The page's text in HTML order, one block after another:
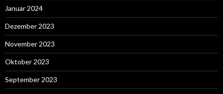
Januar 2024
Dezember 2023
November 2023
Oktober 2023
September 2023